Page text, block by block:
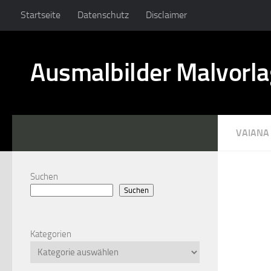
Startseite Datenschutz Disclaimer
Ausmalbilder
VAIANA
Suchen
Suchen
Kategorien